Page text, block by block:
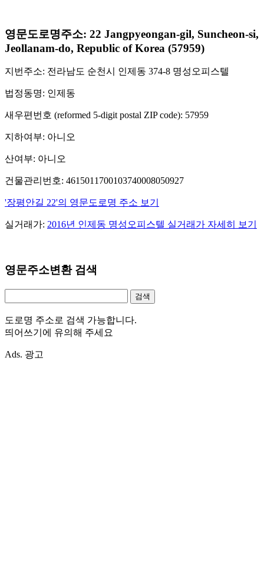
영문도로명주소: 22 Jangpyeongan-gil, Suncheon-si,
Jeollanam-do, Republic of Korea (57959)
지번주소: 전라남도 순천시 인제동 374-8 명성오피스텔
법정동명: 인제동
새우편번호 (reformed 5-digit postal ZIP code): 57959
지하여부: 아니오
산여부: 아니오
건물관리번호: 4615011700103740008050927
'장평안길 22'의 영문도로명 주소 보기
실거래가: 2016년 인제동 명성오피스텔 실거래가 자세히 보기
영문주소변환 검색
도로명 주소로 검색 가능합니다.
띄어쓰기에 유의해 주세요
Ads. 광고